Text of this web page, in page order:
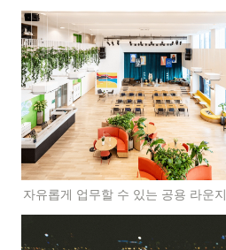
자유롭게 업무할 수 있는 공용 라운지